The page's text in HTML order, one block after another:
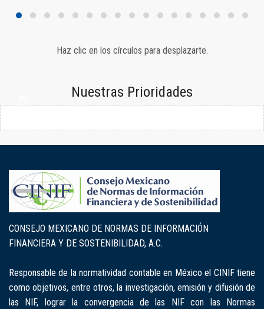
Haz clic en los círculos para desplazarte.
Nuestras Prioridades
CONSEJO MEXICANO DE NORMAS DE INFORMACIÓN
FINANCIERA Y DE SOSTENIBILIDAD, A.C.
Responsable de la normatividad contable en México el CINIF tiene
como objetivos, entre otros, la investigación, emisión y difusión de
las NIF, lograr la convergencia de las NIF con las Normas